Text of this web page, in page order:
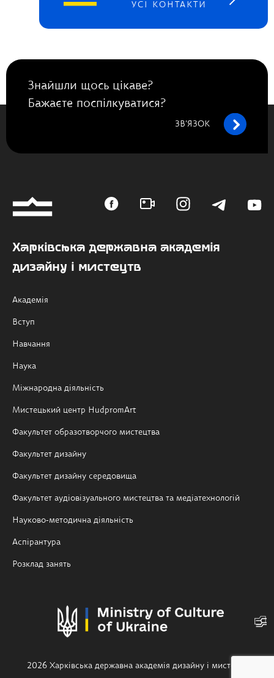
УСІ КОНТАКТИ
Знайшли щось цікаве?
Бажаєте поспілкуватися?
ЗВ’ЯЗОК
Харківська державна академія
дизайну і мистецтв
Академія
Вступ
Навчання
Наука
Міжнародна діяльність
Мистецький центр HudpromArt
Факультет образотворчого мистецтва
Факультет дизайну
Факультет дизайну середовища
Факультет аудіовізуального мистецтва та медіатехнологій
Науково-методична діяльність
Аспірантура
Розклад занять
2026 Харківська державна академія дизайну і мистецтв